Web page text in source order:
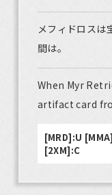
メフィドロス
間は。
When Myr
artifact card
[MRD]:U
[2XM]:C